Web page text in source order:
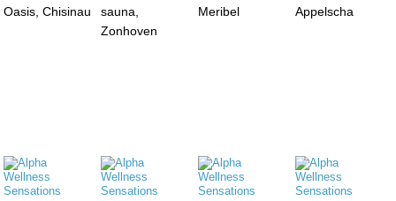
Oasis, Chisinau
sauna,
Zonhoven
Meribel
Appelscha